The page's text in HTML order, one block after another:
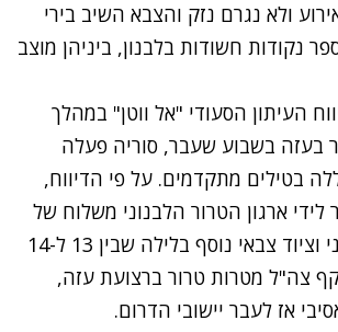
ולא נגרם נזק והצבא השיב בירי
נקודות חשודות בלבנון, ביניהן מוצב
העיתון הסעודי "אל ווטן" במהלך
בעזה בשבוע שעבר, סוריה פעלה
בטילים מתקדמים. על פי הדיווח,
ארגון הטרור הלבנוני משלוח של
טילים לטווח בינוני וציוד צבאי נוסף בלילה שבין 13 ל-14
צה"ל מטרות טרור ברצועת עזה,
אז לעבר יישובי הדרום.